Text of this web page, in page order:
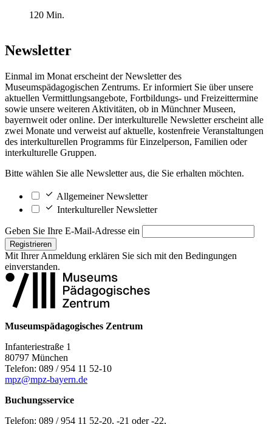
120 Min.
Newsletter
Einmal im Monat erscheint der Newsletter des
Museumspädagogischen Zentrums. Er informiert Sie über unsere
aktuellen Vermittlungsangebote, Fortbildungs- und Freizeittermine
sowie unsere weiteren Aktivitäten, ob in Münchner Museen,
bayernweit oder online. Der interkulturelle Newsletter erscheint alle
zwei Monate und verweist auf aktuelle, kostenfreie Veranstaltungen
des interkulturellen Programms für Einzelperson, Familien oder
interkulturelle Gruppen.
Bitte wählen Sie alle Newsletter aus, die Sie erhalten möchten.
Allgemeiner Newsletter
Interkultureller Newsletter
Geben Sie Ihre E-Mail-Adresse ein
Registrieren
Mit Ihrer Anmeldung erklären Sie sich mit den Bedingungen
einverstanden.
Museumspädagogisches Zentrum
Infanteriestraße 1
80797 München
Telefon: 089 / 954 11 52-10
mpz@mpz-bayern.de
Buchungsservice
Telefon: 089 / 954 11 52-20, -21 oder -22,